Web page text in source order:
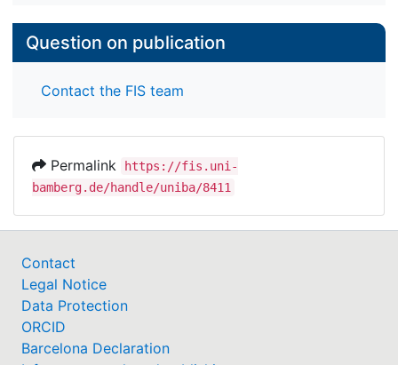
Question on publication
Contact the FIS team
Permalink
https://fis.uni-
bamberg.de/handle/uniba/8411
Contact
Legal Notice
Data Protection
ORCID
Barcelona Declaration